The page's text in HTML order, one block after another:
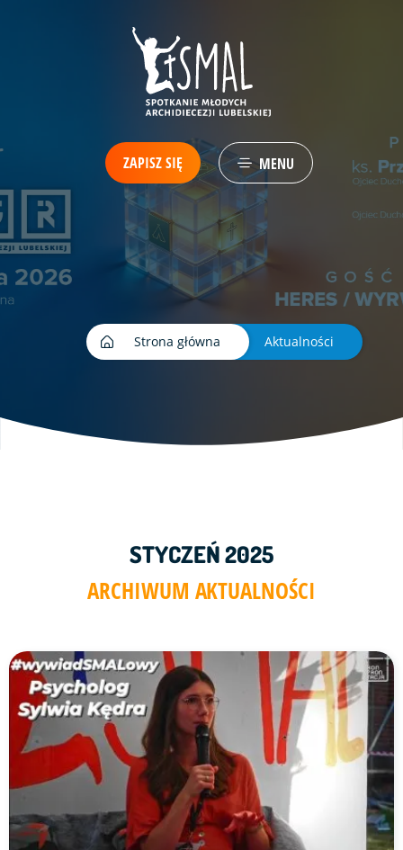
ZAPISZ SIĘ MENU
Strona główna Aktualności
STYCZEŃ 2025
ARCHIWUM AKTUALNOŚCI
Link do artykułu "Czy przyjaźń damsko męska istnieje? -